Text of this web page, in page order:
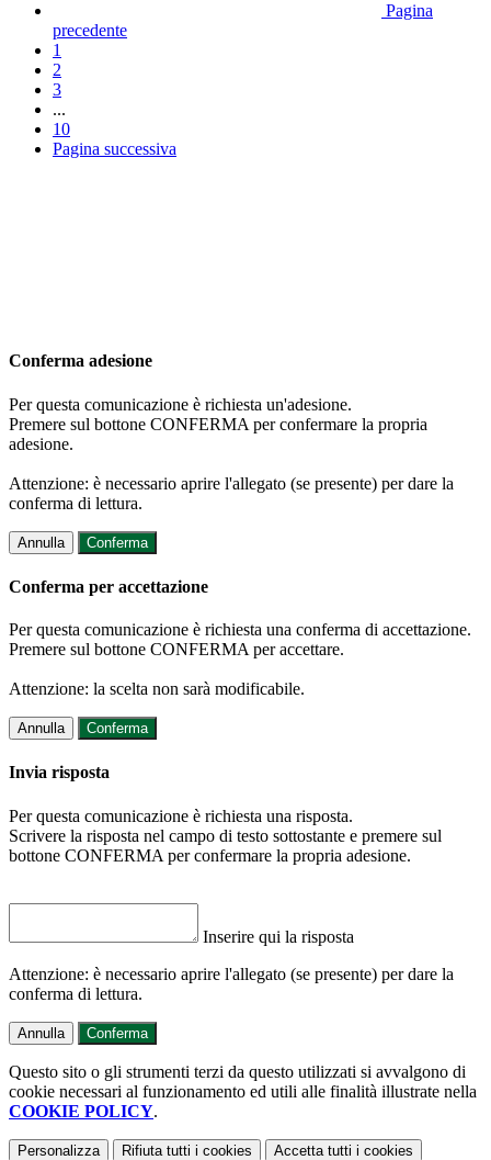
Pagina
precedente
1
2
3
...
10
Pagina successiva
Conferma adesione
Per questa comunicazione è richiesta un'adesione.
Premere sul bottone CONFERMA per confermare la propria
adesione.
Attenzione: è necessario aprire l'allegato (se presente) per dare la
conferma di lettura.
Annulla Conferma
Conferma per accettazione
Per questa comunicazione è richiesta una conferma di accettazione.
Premere sul bottone CONFERMA per accettare.
Attenzione: la scelta non sarà modificabile.
Annulla Conferma
Invia risposta
Per questa comunicazione è richiesta una risposta.
Scrivere la risposta nel campo di testo sottostante e premere sul
bottone CONFERMA per confermare la propria adesione.
Inserire qui la risposta
Attenzione: è necessario aprire l'allegato (se presente) per dare la
conferma di lettura.
Annulla Conferma
Questo sito o gli strumenti terzi da questo utilizzati si avvalgono di
cookie necessari al funzionamento ed utili alle finalità illustrate nella
COOKIE POLICY.
Personalizza Rifiuta tutti i cookies Accetta tutti i cookies